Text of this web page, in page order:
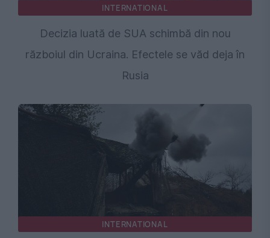
INTERNATIONAL
Decizia luată de SUA schimbă din nou
războiul din Ucraina. Efectele se văd deja în
Rusia
INTERNATIONAL